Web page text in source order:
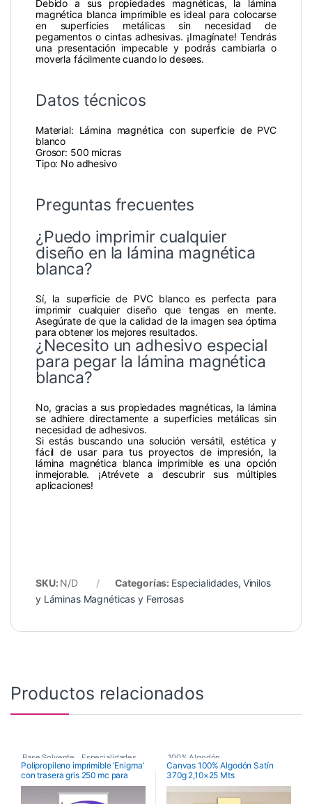
Debido a sus propiedades magnéticas, la lámina
magnética blanca imprimible es ideal para colocarse
en superficies metálicas sin necesidad de
pegamentos o cintas adhesivas. ¡Imagínate! Tendrás
una presentación impecable y podrás cambiarla o
moverla fácilmente cuando lo desees.
Datos técnicos
Material: Lámina magnética con superficie de PVC
blanco
Grosor: 500 micras
Tipo: No adhesivo
Preguntas frecuentes
¿Puedo imprimir cualquier
diseño en la lámina magnética
blanca?
Sí, la superficie de PVC blanco es perfecta para
imprimir cualquier diseño que tengas en mente.
Asegúrate de que la calidad de la imagen sea óptima
para obtener los mejores resultados.
¿Necesito un adhesivo especial
para pegar la lámina magnética
blanca?
No, gracias a sus propiedades magnéticas, la lámina
se adhiere directamente a superficies metálicas sin
necesidad de adhesivos.
Si estás buscando una solución versátil, estética y
fácil de usar para tus proyectos de impresión, la
lámina magnética blanca imprimible es una opción
inmejorable. ¡Atrévete a descubrir sus múltiples
aplicaciones!
SKU: N/D Categorías: Especialidades, Vinilos
y Láminas Magnéticas y Ferrosas
Productos relacionados
Base Solvente Especialidades
Polipropileno ROLL UP
Polipropileno imprimible ‘Enigma’
con trasera gris 250 mc para
Roll-Up
100% Algodón
Canvas Base Solvente
Especialidades
Canvas 100% Algodón Satín
370g 2,10×25 Mts